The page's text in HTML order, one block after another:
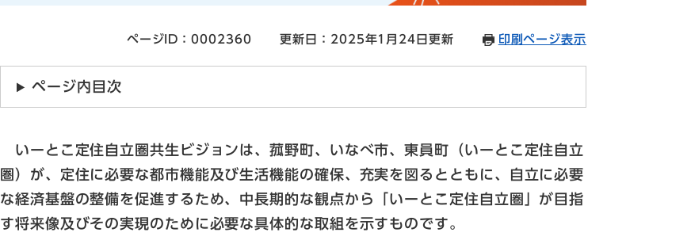
ページID：0002360 更新日：2025年1月24日更新 印刷ページ表示
ページ内目次
いーとこ定住自立圏共生ビジョンは、菰野町、いなべ市、東員町（いーとこ定住自立
圏）が、定住に必要な都市機能及び生活機能の確保、充実を図るとともに、自立に必要
な経済基盤の整備を促進するため、中長期的な観点から「いーとこ定住自立圏」が目指
す将来像及びその実現のために必要な具体的な取組を示すものです。